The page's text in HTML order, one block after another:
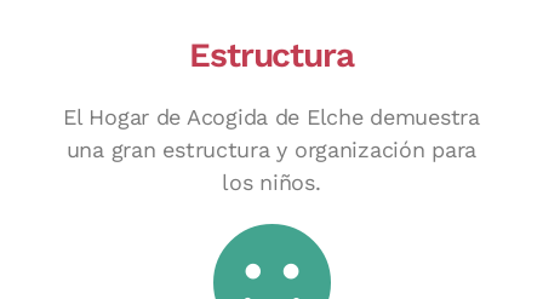
Estructura
El Hogar de Acogida de Elche demuestra
una gran estructura y organización para
los niños.